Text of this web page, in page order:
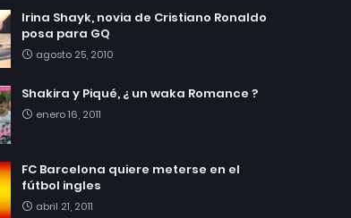
Irina Shayk, novia de Cristiano Ronaldo
posa para GQ
agosto 25, 2010
Shakira y Piqué, ¿ un waka Romance ?
enero 16, 2011
FC Barcelona quiere meterse en el
fútbol ingles
abril 21, 2011